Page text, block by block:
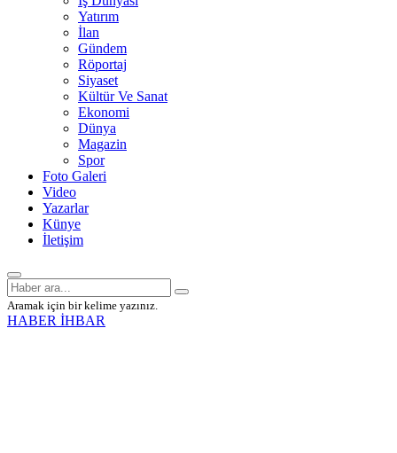
Yatırım
İlan
Gündem
Röportaj
Siyaset
Kültür Ve Sanat
Ekonomi
Dünya
Magazin
Spor
Foto Galeri
Video
Yazarlar
Künye
İletişim
Aramak için bir kelime yazınız.
HABER İHBAR